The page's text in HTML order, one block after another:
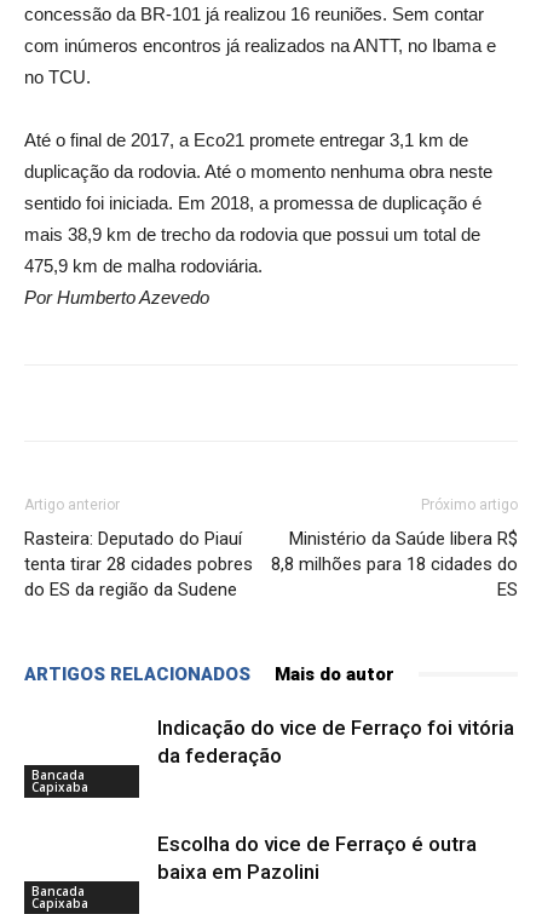
concessão da BR-101 já realizou 16 reuniões. Sem contar
com inúmeros encontros já realizados na ANTT, no Ibama e
no TCU.
Até o final de 2017, a Eco21 promete entregar 3,1 km de
duplicação da rodovia. Até o momento nenhuma obra neste
sentido foi iniciada. Em 2018, a promessa de duplicação é
mais 38,9 km de trecho da rodovia que possui um total de
475,9 km de malha rodoviária.
Por Humberto Azevedo
Artigo anterior
Rasteira: Deputado do Piauí
tenta tirar 28 cidades pobres
do ES da região da Sudene
Próximo artigo
Ministério da Saúde libera R$
8,8 milhões para 18 cidades do
ES
ARTIGOS RELACIONADOS Mais do autor
Bancada
Capixaba
Indicação do vice de Ferraço foi vitória
da federação
Bancada
Capixaba
Escolha do vice de Ferraço é outra
baixa em Pazolini